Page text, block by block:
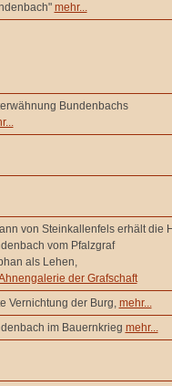
mehr...
Bundenbachs
von Steinkallenfels erhält die
vom Pfalzgraf
als Lehen,
der Grafschaft
Vernichtung der Burg, mehr...
im Bauernkrieg mehr...